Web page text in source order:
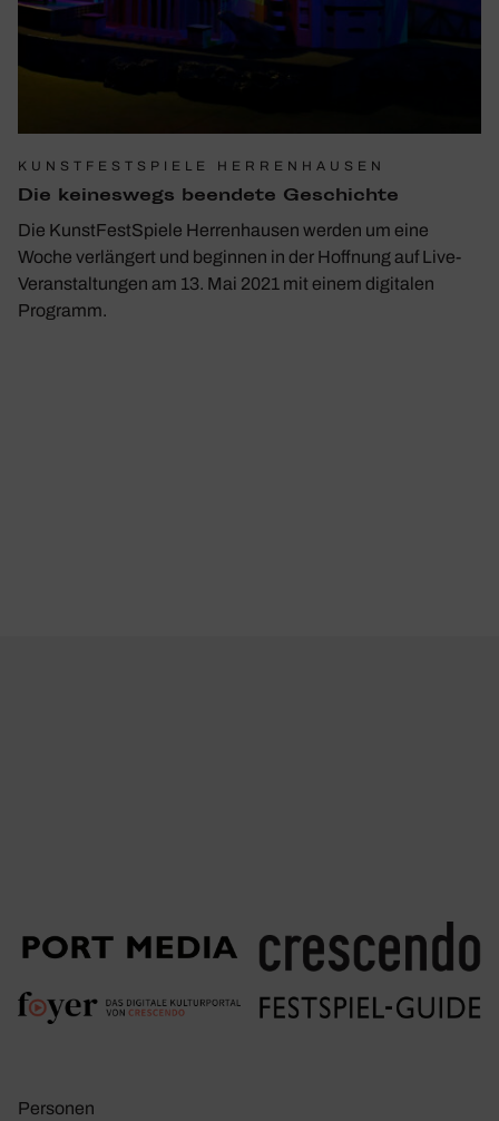
KUNSTFESTSPIELE HERRENHAUSEN
Die keines­wegs been­dete Geschichte
Die KunstFestSpiele Herrenhausen werden um eine
Woche verlängert und beginnen in der Hoffnung auf Live-
Veranstaltungen am 13. Mai 2021 mit einem digitalen
Programm.
Personen